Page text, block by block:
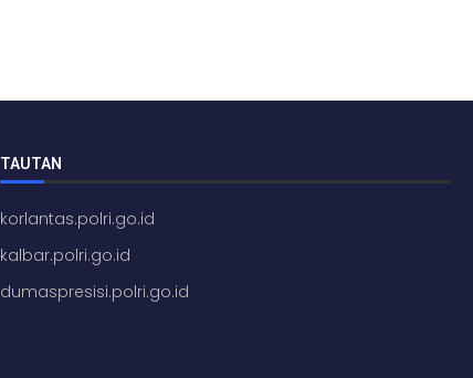
TAUTAN
korlantas.polri.go.id
kalbar.polri.go.id
dumaspresisi.polri.go.id